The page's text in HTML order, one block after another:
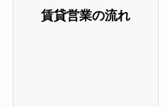
賃貸営業の流れ